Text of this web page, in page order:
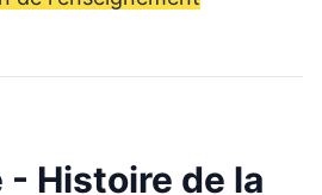
Histoire de la